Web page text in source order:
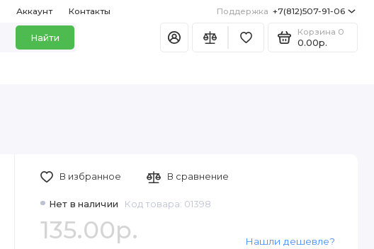
Аккаунт Контакты Поддержка +7(812)507-91-06
Найти
Корзина 0
0.00р.
Нет в наличии Код товара: 01398
135.00р. Нашли дешевле?
В избранное В сравнение